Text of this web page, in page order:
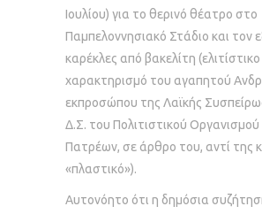
Ιουλίου) για το θερινό θέατρο στο
Παμπελοννησιακό Στάδιο και τον
καρέκλες από βακελίτη
χαρακτηρισμό του αγαπητού
εκπροσώπου της Λαϊκής
Δ.Σ. του Πολιτιστικού
Πατρέων, σε άρθρο του, αντί της
«πλαστικό»).
Αυτονόητο ότι η δημόσια